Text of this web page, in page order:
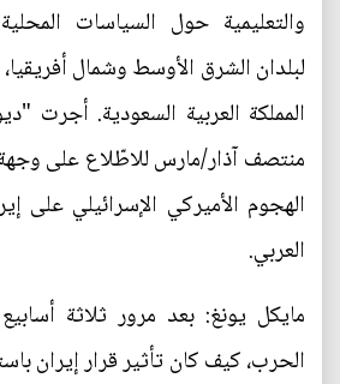
والتعليمية حول السياسات
لبلدان الشرق الأوسط وشمال
المملكة العربية السعودية. أجرت
منتصف آذار/مارس للاطّلاع على
الهجوم الأميركي الإسرائيلي على
العربي.
مايكل يونغ: بعد مرور ثلاثة
الحرب، كيف كان تأثير قرار إيران